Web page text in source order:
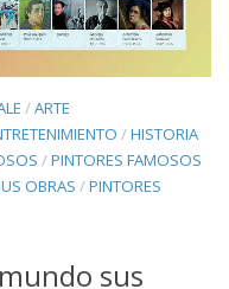
/ARTE
/HISTORIA
/PINTORES FAMOSOS
OBRAS /PINTORES
sus